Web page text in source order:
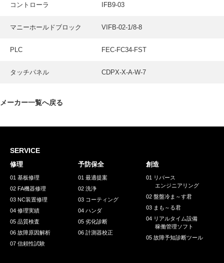
お客様インタビュー
RECRUIT
お問い合わせ
コントローラ IFB9-03
マニーホールドブロック VIFB-02-1/8-8
PLC FEC-FC34-FST
タッチパネル CDPX-X-A-W-7
メーカー一覧へ戻る
SERVICE
修理
01 基板修理
02 FA機器修理
03 NC装置修理
04 修理実績
05 品質検査
06 故障原因解析
07 信頼性試験
予防保全
01 最適提案
02 洗浄
03 コーティング
04 ハンダ
05 劣化診断
06 計測器校正
創造
01 リバース
エンジニアリング
02 盤盤冷ま～す君
03 まも～る君
04 リアルタイム設備
稼働管理ソフト
05 故障予知診断ツール